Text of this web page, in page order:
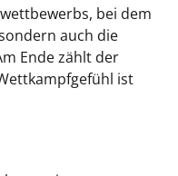
bei dem
auch die
Ende zählt der
ist